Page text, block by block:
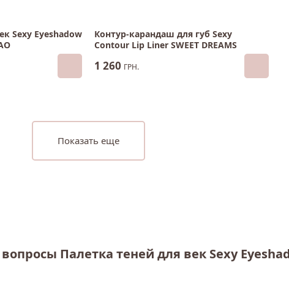
Sexy Eyeshadow
Контур-карандаш для губ Sexy
Contour Lip Liner SWEET DREAMS
1 260 ГРН.
Показать еще
Палетка теней для век Sexy